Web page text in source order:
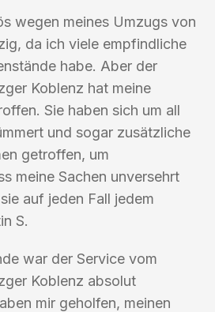
wegen meines Umzugs von
da ich viele empfindliche
habe. Aber der
Koblenz hat meine
Sie haben sich um all
und sogar zusätzliche
getroffen, um
meine Sachen unversehrt
auf jeden Fall jedem
S.
war der Service vom
Koblenz absolut
mir geholfen, meinen